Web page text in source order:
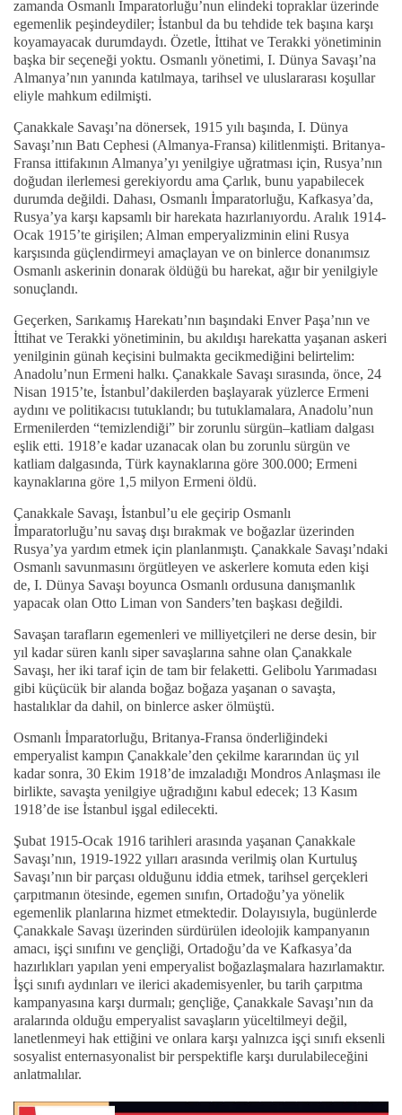
zamanda Osmanlı İmparatorluğu’nun elindeki topraklar üzerinde
egemenlik peşindeydiler; İstanbul da bu tehdide tek başına karşı
koyamayacak durumdaydı. Özetle, İttihat ve Terakki yönetiminin
başka bir seçeneği yoktu. Osmanlı yönetimi, I. Dünya Savaşı’na
Almanya’nın yanında katılmaya, tarihsel ve uluslararası koşullar
eliyle mahkum edilmişti.
Çanakkale Savaşı’na dönersek, 1915 yılı başında, I. Dünya
Savaşı’nın Batı Cephesi (Almanya-Fransa) kilitlenmişti. Britanya-
Fransa ittifakının Almanya’yı yenilgiye uğratması için, Rusya’nın
doğudan ilerlemesi gerekiyordu ama Çarlık, bunu yapabilecek
durumda değildi. Dahası, Osmanlı İmparatorluğu, Kafkasya’da,
Rusya’ya karşı kapsamlı bir harekata hazırlanıyordu. Aralık 1914-
Ocak 1915’te girişilen; Alman emperyalizminin elini Rusya
karşısında güçlendirmeyi amaçlayan ve on binlerce donanımsız
Osmanlı askerinin donarak öldüğü bu harekat, ağır bir yenilgiyle
sonuçlandı.
Geçerken, Sarıkamış Harekatı’nın başındaki Enver Paşa’nın ve
İttihat ve Terakki yönetiminin, bu akıldışı harekatta yaşanan askeri
yenilginin günah keçisini bulmakta gecikmediğini belirtelim:
Anadolu’nun Ermeni halkı. Çanakkale Savaşı sırasında, önce, 24
Nisan 1915’te, İstanbul’dakilerden başlayarak yüzlerce Ermeni
aydını ve politikacısı tutuklandı; bu tutuklamalara, Anadolu’nun
Ermenilerden “temizlendiği” bir zorunlu sürgün–katliam dalgası
eşlik etti. 1918’e kadar uzanacak olan bu zorunlu sürgün ve
katliam dalgasında, Türk kaynaklarına göre 300.000; Ermeni
kaynaklarına göre 1,5 milyon Ermeni öldü.
Çanakkale Savaşı, İstanbul’u ele geçirip Osmanlı
İmparatorluğu’nu savaş dışı bırakmak ve boğazlar üzerinden
Rusya’ya yardım etmek için planlanmıştı. Çanakkale Savaşı’ndaki
Osmanlı savunmasını örgütleyen ve askerlere komuta eden kişi
de, I. Dünya Savaşı boyunca Osmanlı ordusuna danışmanlık
yapacak olan Otto Liman von Sanders’ten başkası değildi.
Savaşan tarafların egemenleri ve milliyetçileri ne derse desin, bir
yıl kadar süren kanlı siper savaşlarına sahne olan Çanakkale
Savaşı, her iki taraf için de tam bir felaketti. Gelibolu Yarımadası
gibi küçücük bir alanda boğaz boğaza yaşanan o savaşta,
hastalıklar da dahil, on binlerce asker ölmüştü.
Osmanlı İmparatorluğu, Britanya-Fransa önderliğindeki
emperyalist kampın Çanakkale’den çekilme kararından üç yıl
kadar sonra, 30 Ekim 1918’de imzaladığı Mondros Anlaşması ile
birlikte, savaşta yenilgiye uğradığını kabul edecek; 13 Kasım
1918’de ise İstanbul işgal edilecekti.
Şubat 1915-Ocak 1916 tarihleri arasında yaşanan Çanakkale
Savaşı’nın, 1919-1922 yılları arasında verilmiş olan Kurtuluş
Savaşı’nın bir parçası olduğunu iddia etmek, tarihsel gerçekleri
çarpıtmanın ötesinde, egemen sınıfın, Ortadoğu’ya yönelik
egemenlik planlarına hizmet etmektedir. Dolayısıyla, bugünlerde
Çanakkale Savaşı üzerinden sürdürülen ideolojik kampanyanın
amacı, işçi sınıfını ve gençliği, Ortadoğu’da ve Kafkasya’da
hazırlıkları yapılan yeni emperyalist boğazlaşmalara hazırlamaktır.
İşçi sınıfı aydınları ve ilerici akademisyenler, bu tarih çarpıtma
kampanyasına karşı durmalı; gençliğe, Çanakkale Savaşı’nın da
aralarında olduğu emperyalist savaşların yüceltilmeyi değil,
lanetlenmeyi hak ettiğini ve onlara karşı yalnızca işçi sınıfı eksenli
sosyalist enternasyonalist bir perspektifle karşı durulabileceğini
anlatmalılar.